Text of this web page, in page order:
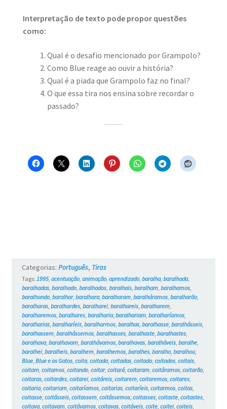
Interpretação de texto pode propor questões
como:
Qual é o desafio mencionado por Grampolo?
Como Blue reage ao ouvir a história?
Qual é a piada que Grampolo faz no final?
O que essa tira nos ensina sobre recordar o
passado?
Categorias: Português, Tiras
Tags: 1995, acentuação, animação, aprendizado, baralha, baralhada,
baralhadas, baralhado, baralhados, baralhais, baralham, baralhamos,
baralhando, baralhar, baralhara, baralharam, baralháramos, baralharão,
baralharas, baralhardes, baralharei, baralhareis, baralharem,
baralharemos, baralhares, baralharia, baralhariam, baralharíamos,
baralharias, baralharíeis, baralharmos, baralhas, baralhasse, baralhásseis,
baralhassem, baralhássemos, baralhasses, baralhaste, baralhastes,
baralhava, baralhavam, baralhávamos, baralhavas, baralháveis, baralhe,
baralhei, baralheis, baralhem, baralhemos, baralhes, baralho, baralhou,
Blue, Blue e os Gatos, coita, coitada, coitadas, coitado, coitados, coitais,
coitam, coitamos, coitando, coitar, coitará, coitaram, coitáramos, coitarão,
coitaras, coitardes, coitarei, coitáreis, coitarem, coitaremos, coitares,
coitaria, coitariam, coitaríamos, coitarias, coitaríeis, coitarmos, coitas,
coitasse, coitásseis, coitassem, coitássemos, coitasses, coitaste, coitastes,
coitava, coitavam, coitávamos, coitavas, coitáveis, coite, coitei, coiteis,